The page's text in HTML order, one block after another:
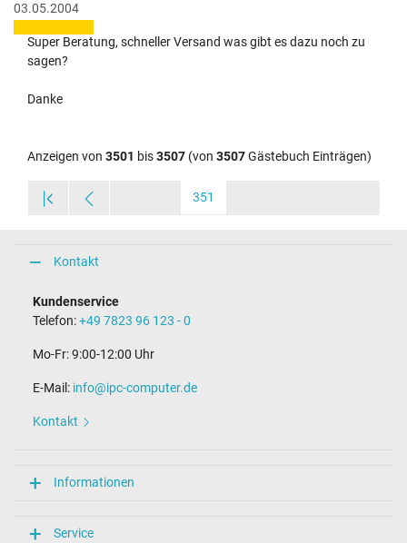
03.05.2004
Super Beratung, schneller Versand was gibt es dazu noch zu
sagen?
Danke
Anzeigen von 3501 bis3507 (von 3507Gästebuch Einträgen)
351
Kontakt
Kundenservice
Telefon:+49 7823 96 123 - 0
Mo-Fr: 9:00-12:00 Uhr
E-Mail: info@ipc-computer.de
Kontakt
Informationen
Service